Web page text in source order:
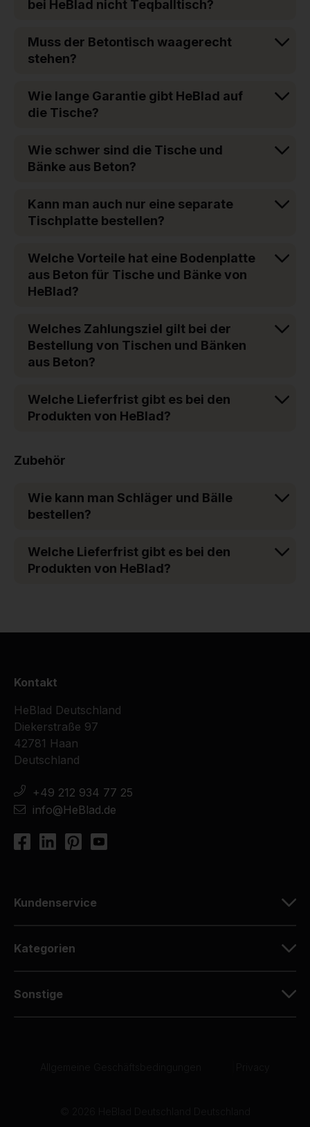
bei HeBlad nicht Teqballtisch?
Muss der Betontisch waagerecht
stehen?
Wie lange Garantie gibt HeBlad auf
die Tische?
Wie schwer sind die Tische und
Bänke aus Beton?
Kann man auch nur eine separate
Tischplatte bestellen?
Welche Vorteile hat eine Bodenplatte
aus Beton für Tische und Bänke von
HeBlad?
Welches Zahlungsziel gilt bei der
Bestellung von Tischen und Bänken
aus Beton?
Welche Lieferfrist gibt es bei den
Produkten von HeBlad?
Zubehör
Wie kann man Schläger und Bälle
bestellen?
Welche Lieferfrist gibt es bei den
Produkten von HeBlad?
Kontakt
HeBlad Deutschland
Diekerstraße 97
42781 Haan
Deutschland
+49 212 934 77 25
info@HeBlad.de
Kundenservice
Kategorien
Sonstige